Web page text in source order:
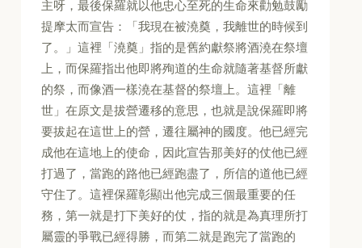
主呀，最後保羅就以他忠心至死的生命來勸勉鼓勵
提摩太而宣告：「我現在被澆奠，我離世的時候到
了。」這裡「澆奠」指的是舊約獻祭將酒澆在祭壇
上，而保羅指出他即將殉道的生命就隨著基督所獻
的祭，而像酒一樣澆在基督的祭壇上。這裡「離
世」在原文是拔營遷移的意思，也就是說保羅即將
要拔起在這世上的營，遷往屬神的國度。他已經完
成他在這地上的使命，因此宣告那美好的仗他已經
打過了，當跑的路他已經跑盡了，所信的道他已經
守住了。這裡保羅彰顯出他完成三個最重要的任
務，第一就是打下美好的仗，指的就是為真理所打
屬靈的爭戰已經得勝，而第二就是跑完了當跑的